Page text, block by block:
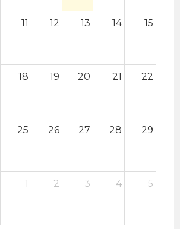
11 12 13 14 15
18 19 20 21 22
25 26 27 28 29
1 2 3 4 5